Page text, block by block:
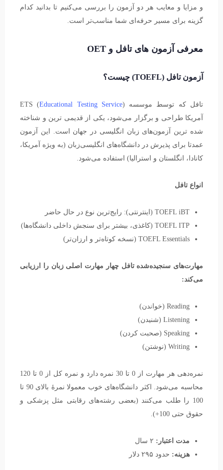
و مزایا و معایب هر دو آزمون را بررسی می‌کنیم تا بدانید کدام
گزینه برای مسیر حرفه‌ای شما مناسب‌تر است.
معرفی آزمون های تافل و OET
آزمون تافل (TOEFL) چیست؟
تافل که توسط موسسه ETS ( Educational Testing Service)
آمریکا طراحی و برگزار می‌شود، یکی از قدیمی ترین و شناخته
شده ترین آزمون‌های زبان انگلیسی در جهان است. این آزمون
عمدتا برای پذیرش در دانشگاه‌های انگلیسی‌زبان (به ویژه آمریکا،
کانادا، انگلستان و استرالیا) استفاده می‌شود.
انواع تافل
TOEFL iBT (اینترنتی): رایج‌ترین نوع در حال حاضر
TOEFL ITP (کاغذی، بیشتر برای سنجش داخلی دانشگاه‌ها)
TOEFL Essentials (نسخه کوتاه‌تر و ارزان‌تر)
مهارت‌های سنجیده‌شده تافل چهار مهارت اصلی زبان را ارزیابی
می‌کند:
Reading (خواندن)
Listening (شنیدن)
Speaking (صحبت کردن)
Writing (نوشتن)
نمره‌دهی هر مهارت از 0 تا 30 نمره دارد و نمره کل از 0 تا 120
محاسبه می‌شود. اکثر دانشگاه‌های خوب معمولا نمرهٔ بالای 90 تا
100 را طلب می‌کنند (بعضی رشته‌های رقابتی مثل پزشکی و
حقوق حتی 100+).
مدت اعتبار:
هزینه: حدود ۲۹۵ دلار